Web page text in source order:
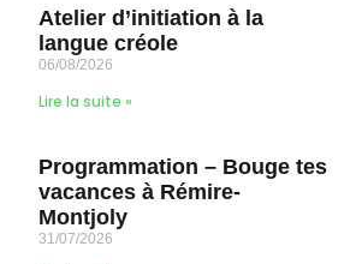
Atelier d’initiation à la
langue créole
06/08/2026
Lire la suite »
Programmation – Bouge tes
vacances à Rémire-
Montjoly
31/07/2026